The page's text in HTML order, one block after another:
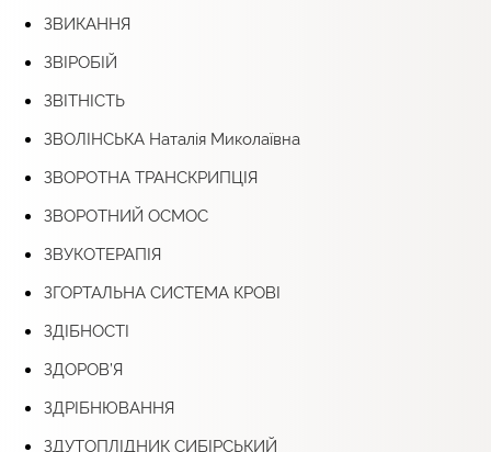
ЗВИКАННЯ
ЗВІРОБІЙ
ЗВІТНІСТЬ
ЗВОЛІНСЬКА Наталія Миколаївна
ЗВОРОТНА ТРАНСКРИПЦІЯ
ЗВОРОТНИЙ ОСМОС
ЗВУКОТЕРАПІЯ
ЗГОРТАЛЬНА СИСТЕМА КРОВІ
ЗДІБНОСТІ
ЗДОРОВ’Я
ЗДРІБНЮВАННЯ
ЗДУТОПЛІДНИК СИБІРСЬКИЙ